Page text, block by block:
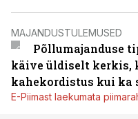
MAJANDUSTULEMUSED
Põllumajanduse
käive üldiselt kerkis,
kahekordistus kui ka
E-Piimast laekumata